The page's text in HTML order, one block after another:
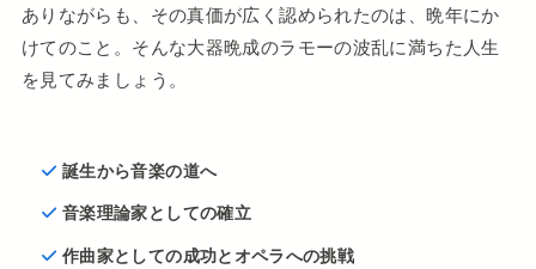
ありながらも、その真価が広く認められたのは、晩年にか
けてのこと。そんな大器晩成のラモーの波乱に満ちた人生
を見てみましょう。
誕生から音楽の道へ
音楽理論家としての確立
作曲家としての成功とオペラへの挑戦